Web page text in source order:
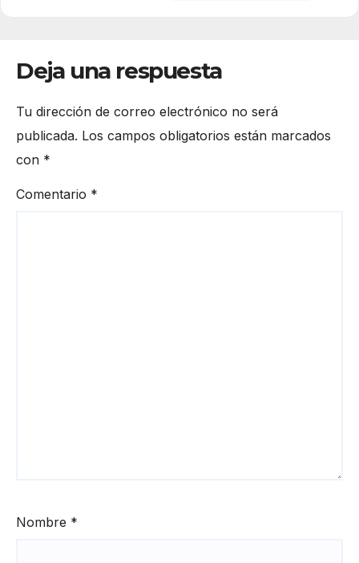
Deja una respuesta
Tu dirección de correo electrónico no será
publicada. Los campos obligatorios están marcados
con *
Comentario *
Nombre *